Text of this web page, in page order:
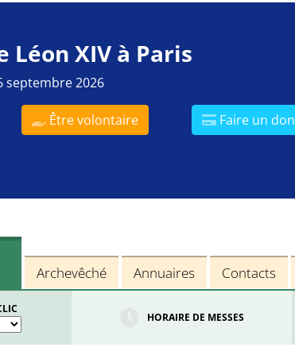
Léon XIV à Paris
septembre 2026
Être volontaire Faire un don
Archevêché Annuaires Contacts
HORAIRE DE MESSES